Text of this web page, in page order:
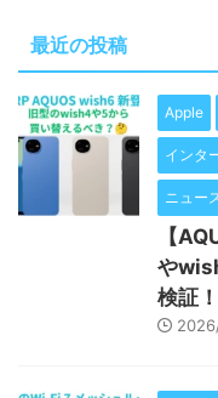
最近の投稿
Apple
インタ
ニュー
【
や
検証！